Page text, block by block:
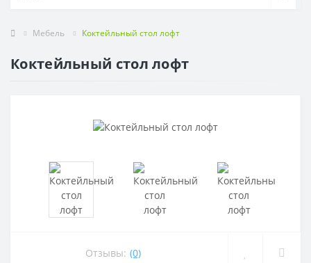
Мебель Коктейльный стол лофт
Коктейльный стол лофт
Отзывы: (0)